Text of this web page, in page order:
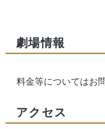
劇場情報
料金等についてはお
アクセス